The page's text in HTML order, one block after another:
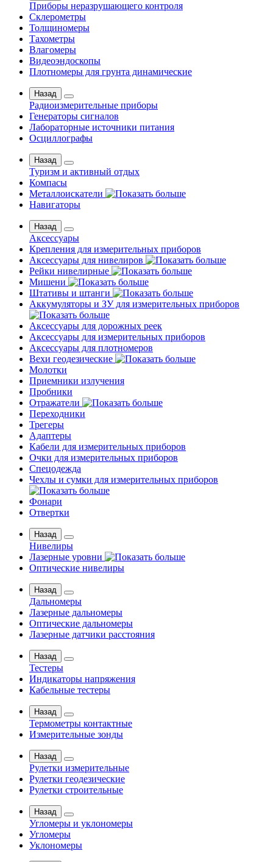
Приборы неразрушающего контроля
Склерометры
Толщиномеры
Тахометры
Влагомеры
Видеоэндоскопы
Плотномеры для грунта динамические
Назад
Радиоизмерительные приборы
Генераторы сигналов
Лабораторные источники питания
Осциллографы
Назад
Туризм и активный отдых
Компасы
Металлоискатели
Навигаторы
Назад
Аксессуары
Крепления для измерительных приборов
Аксессуары для нивелиров
Рейки нивелирные
Мишени
Штативы и штанги
Аккумуляторы и ЗУ для измерительных приборов
Аксессуары для дорожных реек
Аксессуары для измерительных приборов
Аксессуары для плотномеров
Вехи геодезические
Молотки
Приемники излучения
Пробники
Отражатели
Переходники
Трегеры
Адаптеры
Кабели для измерительных приборов
Очки для измерительных приборов
Спецодежда
Чехлы и сумки для измерительных приборов
Фонари
Отвертки
Назад
Нивелиры
Лазерные уровни
Оптические нивелиры
Назад
Дальномеры
Лазерные дальномеры
Оптические дальномеры
Лазерные датчики расстояния
Назад
Тестеры
Индикаторы напряжения
Кабельные тестеры
Назад
Термометры контактные
Измерительные зонды
Назад
Рулетки измерительные
Рулетки геодезические
Рулетки строительные
Назад
Угломеры и уклономеры
Угломеры
Уклономеры